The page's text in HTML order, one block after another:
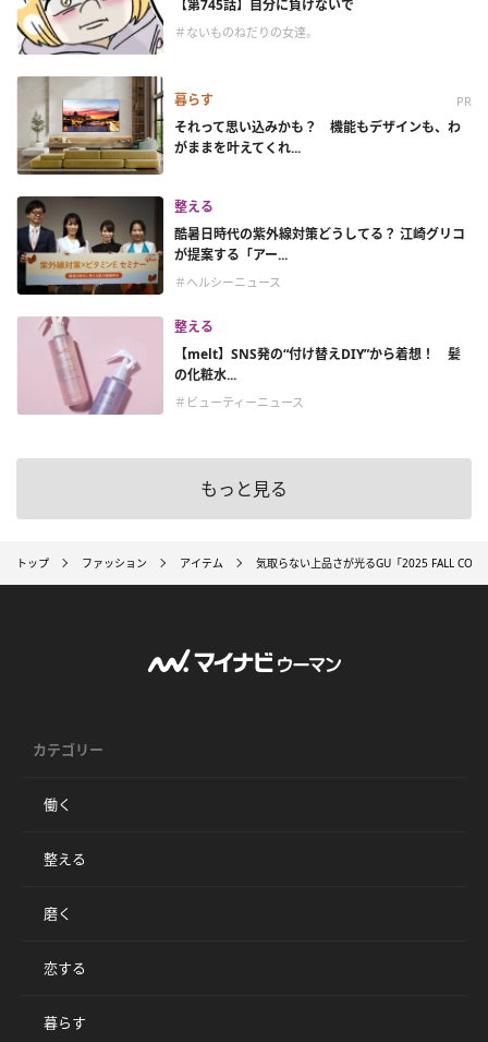
【第745話】自分に負けないで
＃ないものねだりの女達。
暮らす PR
それって思い込みかも？ 機能もデザインも、わ
がままを叶えてくれ...
整える
酷暑日時代の紫外線対策どうしてる？ 江崎グリコ
が提案する「アー...
＃ヘルシーニュース
整える
【melt】SNS発の“付け替えDIY”から着想！ 髪
の化粧水...
＃ビューティーニュース
もっと見る
トップ ファッション アイテム 気取らない上品さが光るGU「2025 FALL
カテゴリー
働く
整える
磨く
恋する
暮らす